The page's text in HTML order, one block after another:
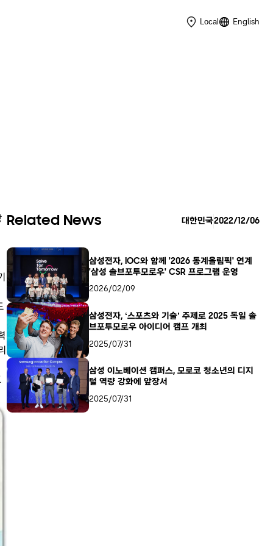
Local English
대한민국2022/12/06
Related News
삼성전자, IOC와 함께 '2026 동계올림픽' 연계
'삼성 솔브포투모로우' CSR 프로그램 운영
2026/02/09
삼성전자, ‘스포츠와 기술’ 주제로 2025 독일 솔
브포투모로우 아이디어 캠프 개최
2025/07/31
삼성 이노베이션 캠퍼스, 모로코 청소년의 디지
털 역량 강화에 앞장서
2025/07/31